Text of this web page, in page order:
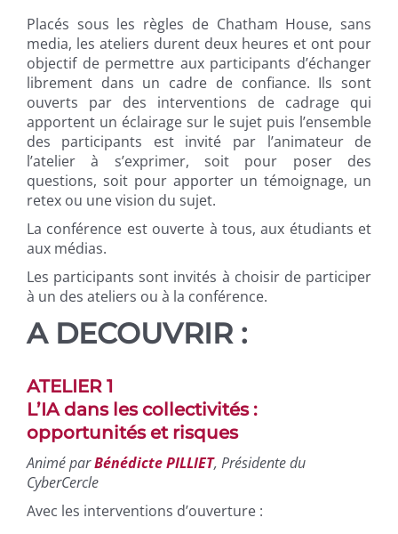
Placés sous les règles de Chatham House, sans
media, les ateliers durent deux heures et ont pour
objectif de permettre aux participants d’échanger
librement dans un cadre de confiance. Ils sont
ouverts par des interventions de cadrage qui
apportent un éclairage sur le sujet puis l’ensemble
des participants est invité par l’animateur de
l’atelier à s’exprimer, soit pour poser des
questions, soit pour apporter un témoignage, un
retex ou une vision du sujet.
La conférence est ouverte à tous, aux étudiants et
aux médias.
Les participants sont invités à choisir de participer
à un des ateliers ou à la conférence.
A DECOUVRIR :
ATELIER 1
L’IA dans les collectivités :
opportunités et risques
Animé parBénédicte PILLIET, Présidente du
CyberCercle
Avec les interventions d’ouverture :